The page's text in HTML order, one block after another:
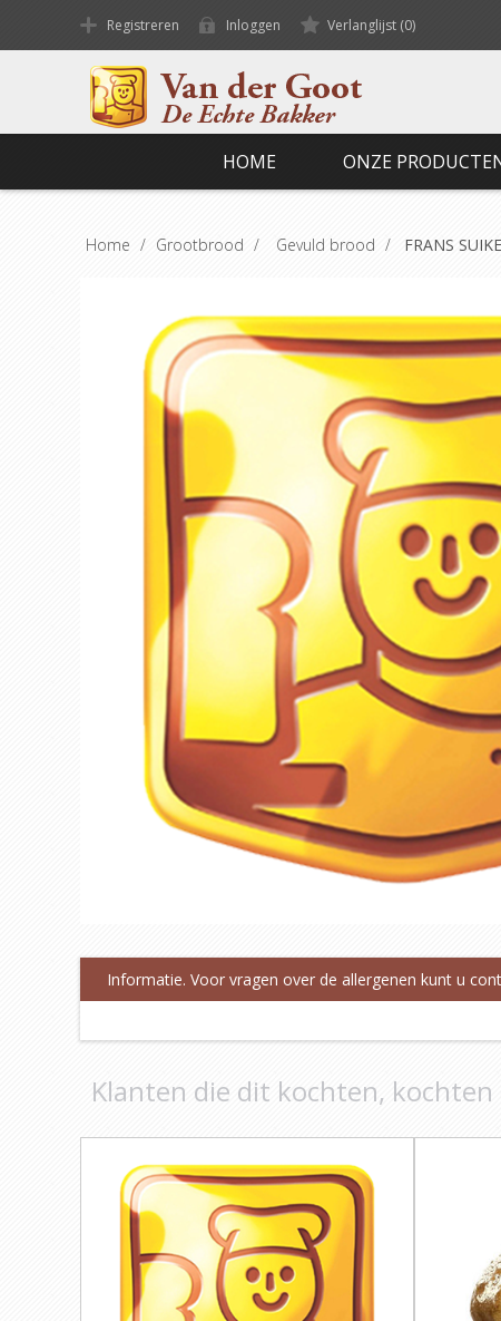
Registreren Inloggen Verlanglijst (0)
HOME ONZE
Home / Grootbrood / Gevuld brood / FRANS
Informatie. Voor vragen over de allergenen kunt u
Klanten die dit kochten, kochten